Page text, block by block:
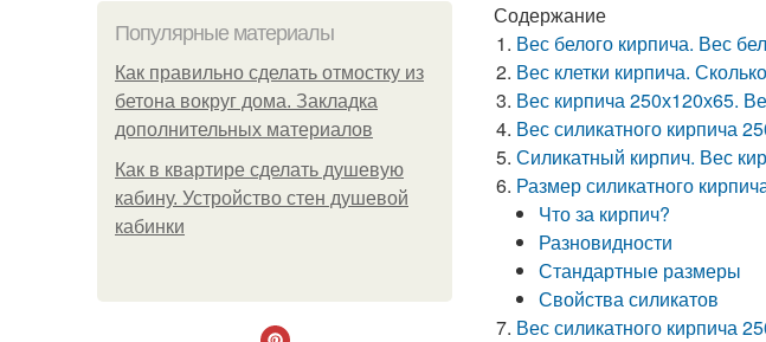
Популярные материалы
Как правильно сделать отмостку из
бетона вокруг дома. Закладка
дополнительных материалов
Как в квартире сделать душевую
кабину. Устройство стен душевой
кабинки
Содержание
Вес белого кирпича. Вес
Вес клетки кирпича.
Вес кирпича 250х120х65.
Вес силикатного кирпича
Силикатный кирпич. Вес
Размер силикатного
Что за кирпич?
Разновидности
Стандартные размеры
Свойства силикатов
Вес силикатного кирпича